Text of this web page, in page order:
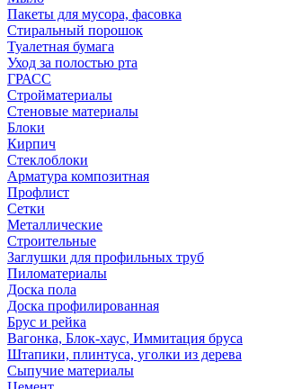
Пакеты для мусора, фасовка
Стиральный порошок
Туалетная бумага
Уход за полостью рта
ГРАСС
Стройматериалы
Стеновые материалы
Блоки
Кирпич
Стеклоблоки
Арматура композитная
Профлист
Сетки
Металлические
Строительные
Заглушки для профильных труб
Пиломатериалы
Доска пола
Доска профилированная
Брус и рейка
Вагонка, Блок-хаус, Иммитация бруса
Штапики, плинтуса, уголки из дерева
Сыпучие материалы